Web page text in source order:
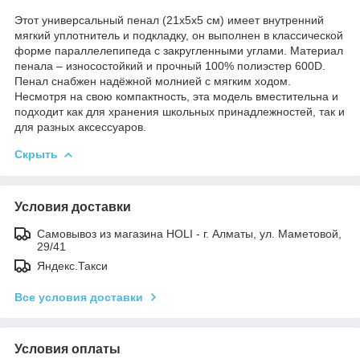
Этот универсальный пенал (21х5х5 см) имеет внутренний
мягкий уплотнитель и подкладку, он выполнен в классической
форме параллелепипеда с закругленными углами. Материал
пенала – износостойкий и прочный 100% полиэстер 600D.
Пенал снабжен надёжной молнией с мягким ходом.
Несмотря на свою компактность, эта модель вместительна и
подходит как для хранения школьных принадлежностей, так и
для разных аксессуаров.
Скрыть
Условия доставки
Самовывоз из магазина HOLI - г. Алматы, ул. Маметовой,
29/41
Яндекс.Такси
Все условия доставки
Условия оплаты